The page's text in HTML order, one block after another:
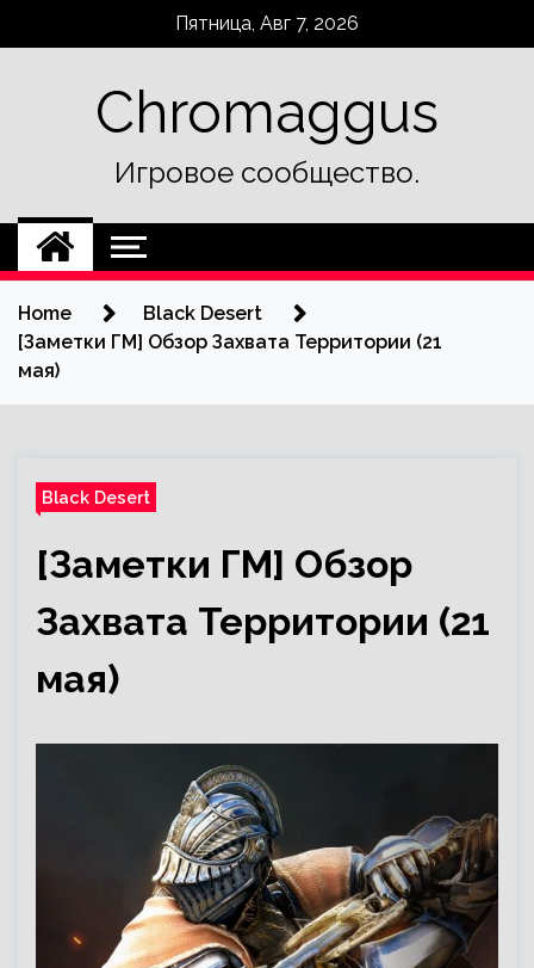
Пятница, Авг 7, 2026
Chromaggus
Игровое сообщество.
Home
Black Desert
[Заметки ГМ] Обзор Захвата Территории (21
мая)
Black Desert
[Заметки ГМ] Обзор
Захвата Территории (21
мая)